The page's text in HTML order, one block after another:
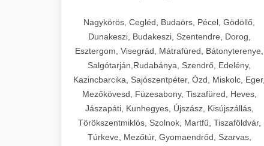
Nagykörös, Cegléd, Budaörs, Pécel, Gödöllő,
Dunakeszi, Budakeszi, Szentendre, Dorog,
Esztergom, Visegrád, Mátrafüred, Bátonyterenye,
Salgótarján,Rudabánya, Szendrő, Edelény,
Kazincbarcika, Sajószentpéter, Ózd, Miskolc, Eger,
Mezőkövesd, Füzesabony, Tiszafüred, Heves,
Jászapáti, Kunhegyes, Újszász, Kisújszállás,
Törökszentmiklós, Szolnok, Martfű, Tiszaföldvár,
Túrkeve, Mezőtúr, Gyomaendrőd, Szarvas,